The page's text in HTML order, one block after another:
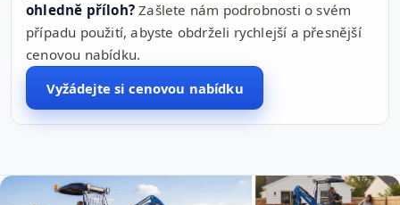
ohledně příloh? Zašlete nám podrobnosti o svém
případu použití, abyste obdrželi rychlejší a přesnější
cenovou nabídku.
Vyžádejte si cenovou nabídku